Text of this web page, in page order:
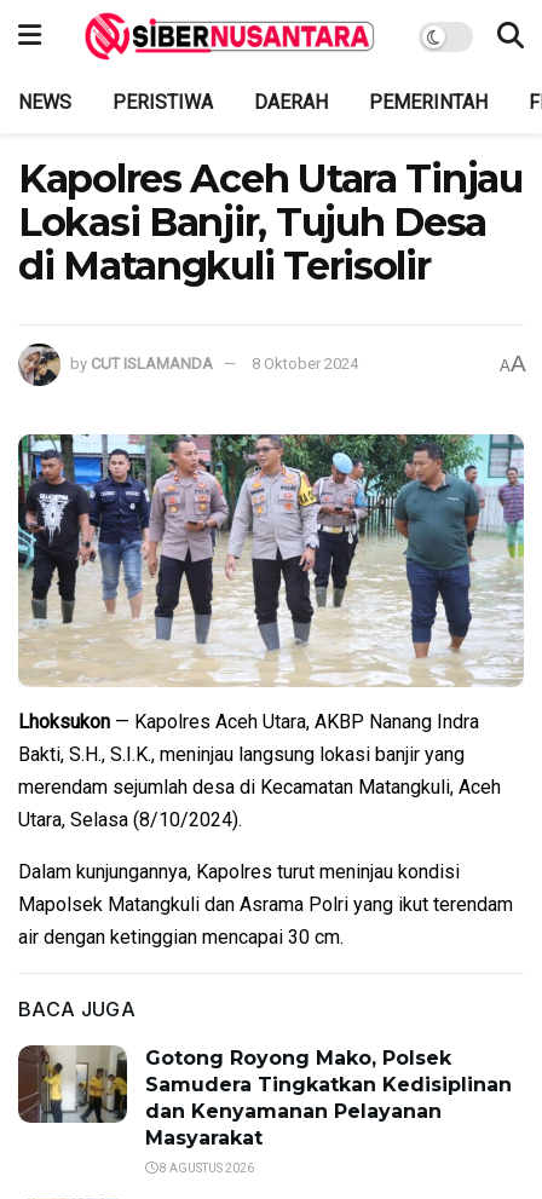
NEWS PERISTIWA DAERAH PEMERINTAH
Kapolres Aceh Utara Tinjau
Lokasi Banjir, Tujuh Desa
di Matangkuli Terisolir
by CUT ISLAMANDA 8 Oktober 2024 AA
Lhoksukon — Kapolres Aceh Utara, AKBP Nanang Indra
Bakti, S.H., S.I.K., meninjau langsung lokasi banjir yang
merendam sejumlah desa di Kecamatan Matangkuli, Aceh
Utara, Selasa (8/10/2024).
Dalam kunjungannya, Kapolres turut meninjau kondisi
Mapolsek Matangkuli dan Asrama Polri yang ikut terendam
air dengan ketinggian mencapai 30 cm.
BACA JUGA
Gotong Royong Mako, Polsek
Samudera Tingkatkan Kedisiplinan
dan Kenyamanan Pelayanan
Masyarakat
8 AGUSTUS 2026